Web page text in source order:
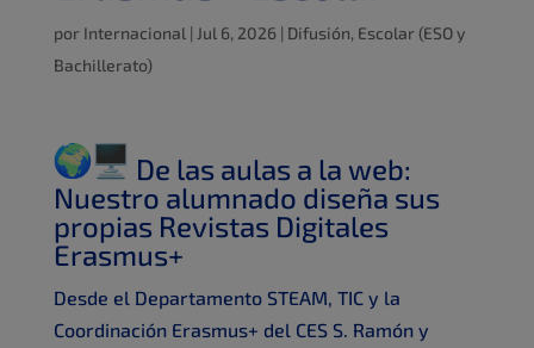
por Internacional | Jul 6, 2026 | Difusión, Escolar (ESO y
Bachillerato)
De las aulas a la web:
Nuestro alumnado diseña sus
propias Revistas Digitales
Erasmus+
Desde el Departamento STEAM, TIC y la
Coordinación Erasmus+ del CES S. Ramón y